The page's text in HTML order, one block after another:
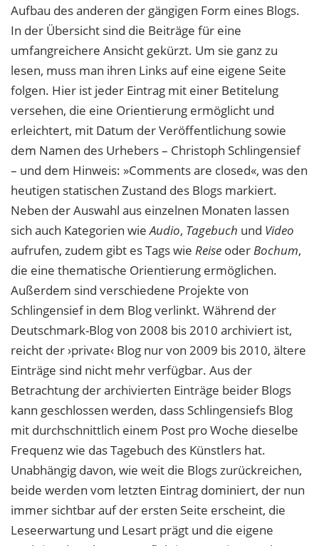
Aufbau des anderen der gängigen Form eines Blogs.
In der Übersicht sind die Beiträge für eine
umfangreichere Ansicht gekürzt. Um sie ganz zu
lesen, muss man ihren Links auf eine eigene Seite
folgen. Hier ist jeder Eintrag mit einer Betitelung
versehen, die eine Orientierung ermöglicht und
erleichtert, mit Datum der Veröffentlichung sowie
dem Namen des Urhebers – Christoph Schlingensief
– und dem Hinweis: »Comments are closed«, was den
heutigen statischen Zustand des Blogs markiert.
Neben der Auswahl aus einzelnen Monaten lassen
sich auch Kategorien wieAudio, Tagebuch und Video
aufrufen, zudem gibt es Tags wie Reise oderBochum,
die eine thematische Orientierung ermöglichen.
Außerdem sind verschiedene Projekte von
Schlingensief in dem Blog verlinkt. Während der
Deutschmark-Blog von 2008 bis 2010 archiviert ist,
reicht der ›private‹ Blog nur von 2009 bis 2010, ältere
Einträge sind nicht mehr verfügbar. Aus der
Betrachtung der archivierten Einträge beider Blogs
kann geschlossen werden, dass Schlingensiefs Blog
mit durchschnittlich einem Post pro Woche dieselbe
Frequenz wie das Tagebuch des Künstlers hat.
Unabhängig davon, wie weit die Blogs zurückreichen,
beide werden vom letzten Eintrag dominiert, der nun
immer sichtbar auf der ersten Seite erscheint, die
Leseerwartung und Lesart prägt und die eigene